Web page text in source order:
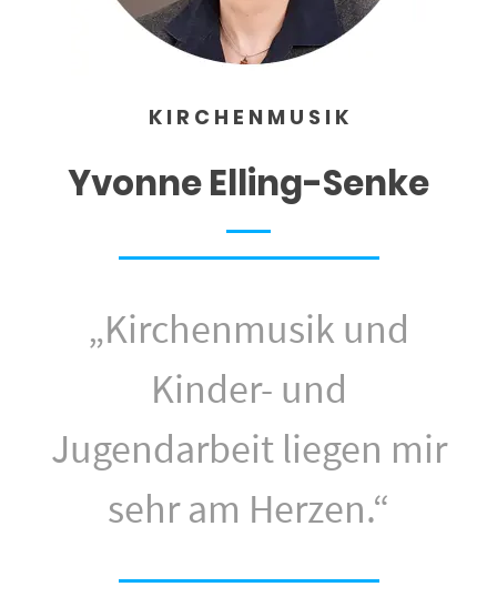
K I R C H E N M U S I K
Yvonne Elling-Senke
„Kirchenmusik und
Kinder- und
Jugendarbeit liegen mir
sehr am Herzen.“